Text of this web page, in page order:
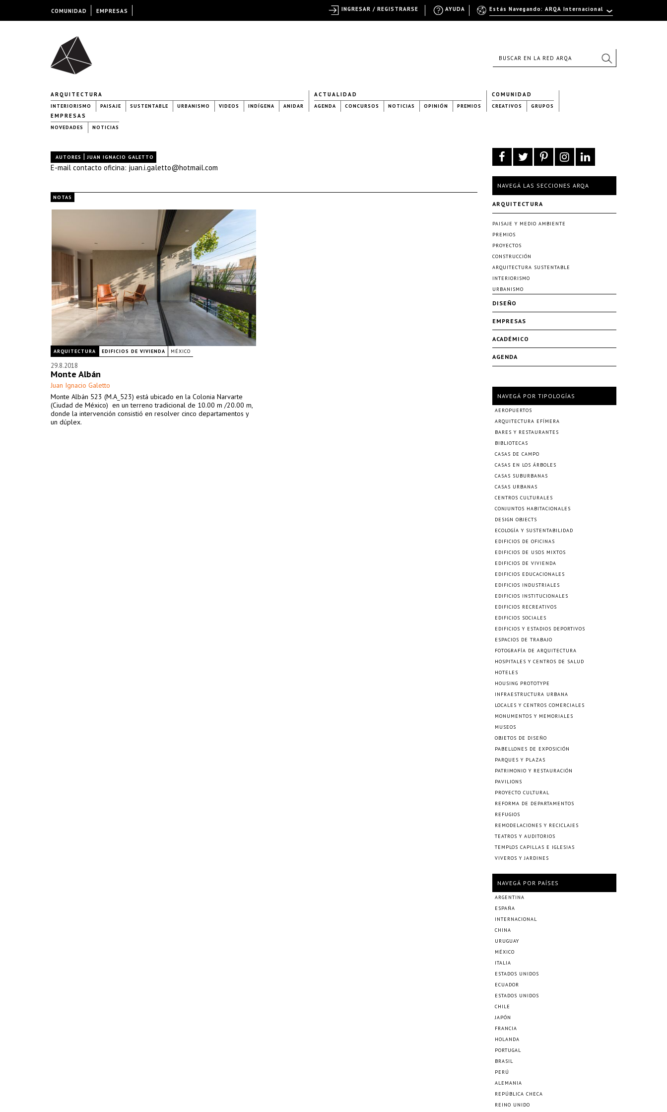
ARQUITECTURA
INTERIORISMO PAISAJE SUSTENTABLE URBANISMO VIDEOS INDÍGENA ANIDAR
ACTUALIDAD
AGENDA CONCURSOS NOTICIAS OPINIÓN PREMIOS
COMUNIDAD
CREATIVOS GRUPOS
EMPRESAS
NOVEDADES NOTICIAS
AUTORES | JUAN IGNACIO GALETTO
E-mail contacto oficina: juan.i.galetto@hotmail.com
NOTAS
ARQUITECTURA EDIFICIOS DE VIVIENDA MÉXICO
29.8.2018
Monte Albán
Juan Ignacio Galetto
Monte Albán 523 (M.A_523) está ubicado en la Colonia Narvarte
(Ciudad de México) en un terreno tradicional de 10.00 m /20.00 m,
donde la intervención consistió en resolver cinco departamentos y
un dúplex.
NAVEGÁ LAS SECCIONES ARQA
ARQUITECTURA
PAISAJE Y MEDIO AMBIENTE
PREMIOS
PROYECTOS
CONSTRUCCIÓN
ARQUITECTURA SUSTENTABLE
INTERIORISMO
URBANISMO
DISEÑO
EMPRESAS
ACADÉMICO
AGENDA
NAVEGÁ POR TIPOLOGÍAS
AEROPUERTOS
ARQUITECTURA EFÍMERA
BARES Y RESTAURANTES
BIBLIOTECAS
CASAS DE CAMPO
CASAS EN LOS ÁRBOLES
CASAS SUBURBANAS
CASAS URBANAS
CENTROS CULTURALES
CONJUNTOS HABITACIONALES
DESIGN OBJECTS
ECOLOGÍA Y SUSTENTABILIDAD
EDIFICIOS DE OFICINAS
EDIFICIOS DE USOS MIXTOS
EDIFICIOS DE VIVIENDA
EDIFICIOS EDUCACIONALES
EDIFICIOS INDUSTRIALES
EDIFICIOS INSTITUCIONALES
EDIFICIOS RECREATIVOS
EDIFICIOS SOCIALES
EDIFICIOS Y ESTADIOS DEPORTIVOS
ESPACIOS DE TRABAJO
FOTOGRAFÍA DE ARQUITECTURA
HOSPITALES Y CENTROS DE SALUD
HOTELES
HOUSING PROTOTYPE
INFRAESTRUCTURA URBANA
LOCALES Y CENTROS COMERCIALES
MONUMENTOS Y MEMORIALES
MUSEOS
OBJETOS DE DISEÑO
PABELLONES DE EXPOSICIÓN
PARQUES Y PLAZAS
PATRIMONIO Y RESTAURACIÓN
PAVILIONS
PROYECTO CULTURAL
REFORMA DE DEPARTAMENTOS
REFUGIOS
REMODELACIONES Y RECICLAJES
TEATROS Y AUDITORIOS
TEMPLOS CAPILLAS E IGLESIAS
VIVEROS Y JARDINES
NAVEGÁ POR PAÍSES
ARGENTINA
ESPAÑA
INTERNACIONAL
CHINA
URUGUAY
MÉXICO
ITALIA
ESTADOS UNIDOS
ECUADOR
ESTADOS UNIDOS
CHILE
JAPÓN
FRANCIA
HOLANDA
PORTUGAL
BRASIL
PERÚ
ALEMANIA
REPÚBLICA CHECA
REINO UNIDO
COMUNIDAD EMPRESAS Estás Navegando: ARQA Internacional
AYUDA
INGRESAR / REGISTRARSE